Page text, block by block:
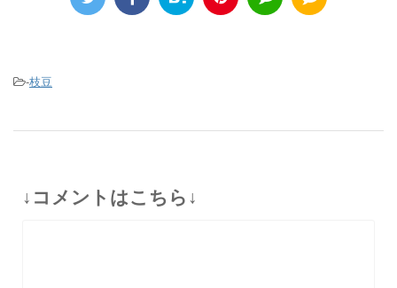
-枝豆
↓コメントはこちら↓